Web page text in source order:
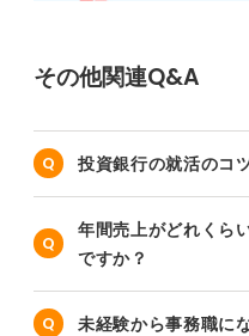
その他関連Q&A
投資銀行の就活のコ
年間売上がどれくら
ですか？
未経験から事務職に